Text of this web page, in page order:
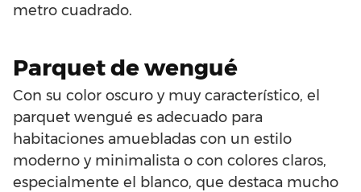
metro cuadrado.
Parquet de wengué
Con su color oscuro y muy característico, el
parquet wengué es adecuado para
habitaciones amuebladas con un estilo
moderno y minimalista o con colores claros,
especialmente el blanco, que destaca mucho